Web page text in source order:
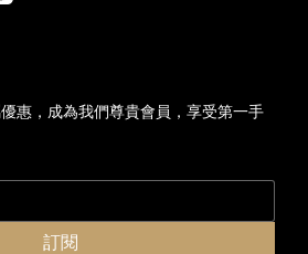
惠，成為我們尊貴會員，享受第一手
訂閱